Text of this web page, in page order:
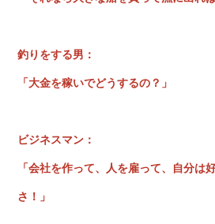
釣りをする男：
「大金を稼いでどうするの？」
ビジネスマン：
「会社を作って、人を雇って、自分は
さ！」